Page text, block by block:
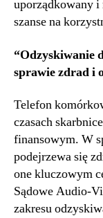
uporządkowany i
szanse na
“Odzyskiwanie
sprawie zdrad i
Telefon
czasach
finansowym. W
podejrzewa się
one kluczowym
Sądowe Audio-
zakresu